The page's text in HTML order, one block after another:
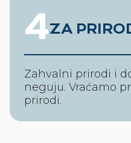
4ZA
Zahvalni prirodi i
neguju. Vraćamo
prirodi.